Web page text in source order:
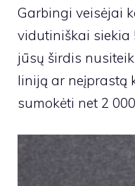
Garbingi veisėjai
vidutiniškai siekia
jūsų širdis
liniją ar neįprastą
sumokėti net 2